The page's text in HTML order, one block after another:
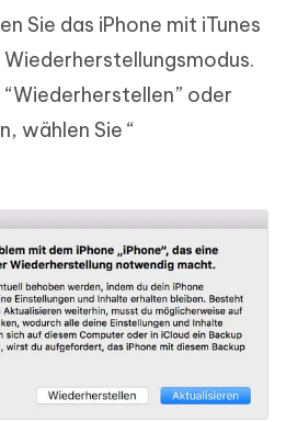
Sie das iPhone mit iTunes
Wiederherstellungsmodus.
oder
wählen Sie “